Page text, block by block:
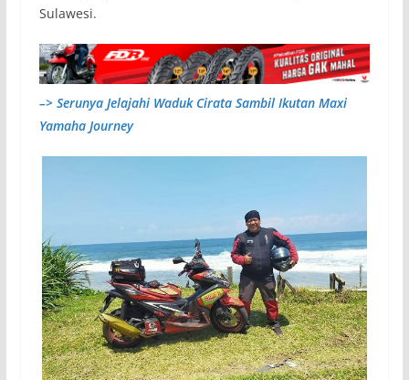
Sulawesi.
–> Serunya Jelajahi Waduk Cirata Sambil Ikutan Maxi
Yamaha Journey